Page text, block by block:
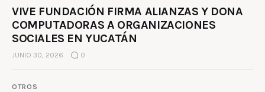
VIVE FUNDACIÓN FIRMA ALIANZAS Y DONA
COMPUTADORAS A ORGANIZACIONES
SOCIALES EN YUCATÁN
JUNIO 30, 2026 0
OTROS